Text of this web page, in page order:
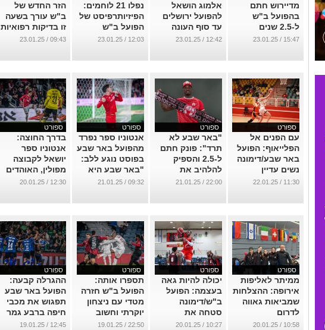
מדיירוש חתם
בהפועל ב"ש
ל-2.5 שנים
...
15:47 / 23.01.25
אלמוג הושאל
להפועל ירושלים
עד סוף העונה
...
12:42 / 23.01.25
נפלו 21 לוחמים:
הפיזיותרפיסט של
הפועל ב"ש
משזחר הקרב
...
12:03 / 23.01.25
הזר החדש של
ב"ש עורך בשעה
זו בדיקות רפואיות
...
09:43 / 23.01.25
ספורט
עם הפנים אל
הפלייאוף: הפועל
באר שבע/דימונה
נשים עדיין
מושלמת בליגה
11:30 / 22.01.25
ספורט
"באר שבע לא
תרד": פונק חתם
ל-2.5 והספיק
להלהיב את
האוהדים
22:00 / 21.01.25
ספורט
אנטוניו ספר נפרד
מהפועל באר שבע
בפוסט נוגע ללב:
"באר שבע היא
הבית שלי"
09:32 / 21.01.25
ספורט
בדרך החוצה:
אנטוניו ספר
יושאל לקבוצה
מפולין, האוהדים
זועמים
12:30 / 20.01.25
ספורט
ממיתר לאליפות
אירופה: ההצלחות
שמביאות גאווה
לדרום
...
10:58 / 20.01.25
ספורט
יכולה להיות גאה
בעצמה: הפועל
ב"ש/דימונה
סטחה את
מחזיקת הגביע עד
10:27 / 20.01.25
ספורט
תספרו אותה:
הפועל ב"ש חזרה
מטדי עם ניצחון
יוקרתי וחשוב
...
22:50 / 19.01.25
ספורט
ההגרלה קבעה:
הפועל באר שבע
תפגוש את מכבי
חיפה ברבע גמר
גביע המדינה
12:45 / 19.01.25